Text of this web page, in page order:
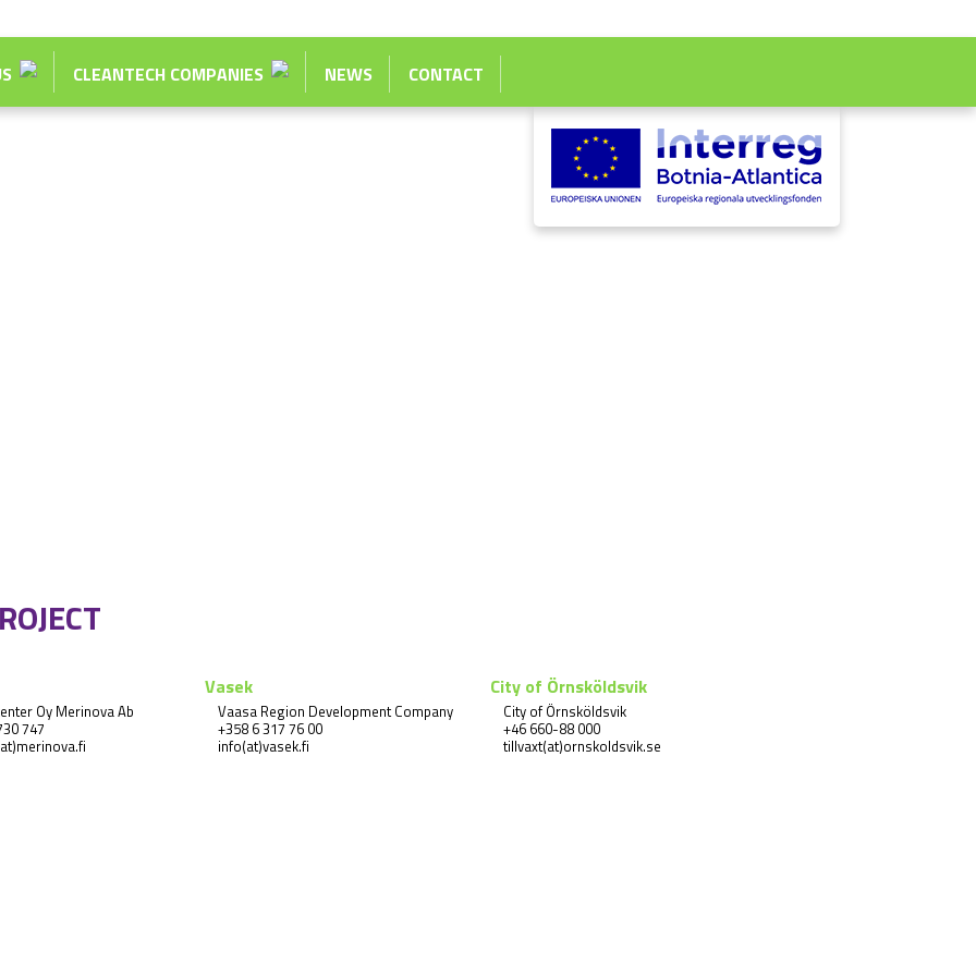
CLEANTECH COMPANIES NEWS CONTACT
Oy Merinova Ab
747
Vasek
Vaasa Region Development Company
+358 6 317 76 00
info(at)vasek.fi
City of Örnsköldsvik
City of Örnsköldsvik
+46 660-88 000
tillvaxt(at)ornskoldsvik.se